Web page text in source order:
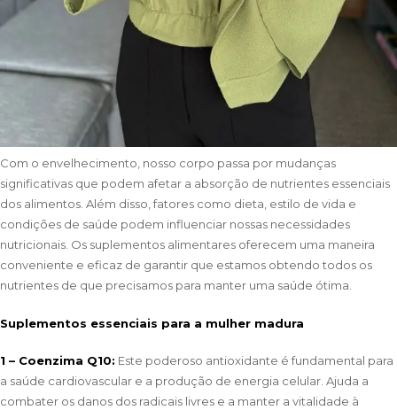
Com o envelhecimento, nosso corpo passa por mudanças
significativas que podem afetar a absorção de nutrientes essenciais
dos alimentos. Além disso, fatores como dieta, estilo de vida e
condições de saúde podem influenciar nossas necessidades
nutricionais. Os suplementos alimentares oferecem uma maneira
conveniente e eficaz de garantir que estamos obtendo todos os
nutrientes de que precisamos para manter uma saúde ótima.
Suplementos essenciais para a mulher madura
1 – Coenzima Q10: Este poderoso antioxidante é fundamental para
a saúde cardiovascular e a produção de energia celular. Ajuda a
combater os danos dos radicais livres e a manter a vitalidade à